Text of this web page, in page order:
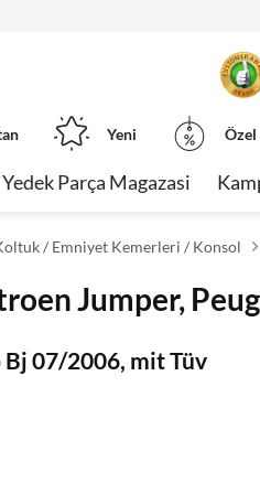
Yeni
Yedek Parça Magazasi
/ Emniyet Kemerleri / Konsol
Jumper,
07/2006, mit Tüv